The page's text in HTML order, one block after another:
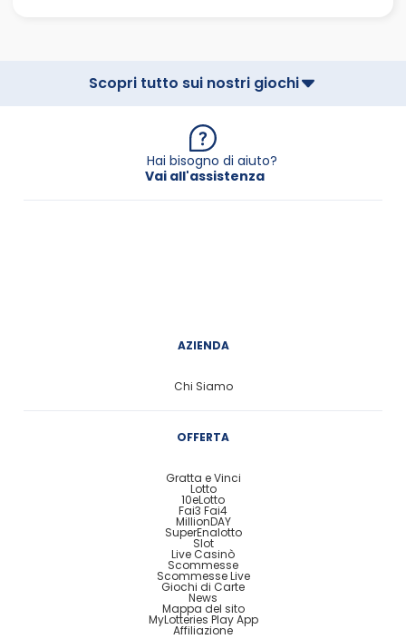
Scopri tutto sui nostri giochi
Hai bisogno di aiuto?
Vai all'assistenza
AZIENDA
Chi Siamo
OFFERTA
Gratta e Vinci
Lotto
10eLotto
Fai3 Fai4
MillionDAY
SuperEnalotto
Slot
Live Casinò
Scommesse
Scommesse Live
Giochi di Carte
News
Mappa del sito
MyLotteries Play App
Affiliazione